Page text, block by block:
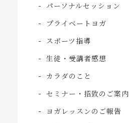
パーソナルセッション
プライベートヨガ
スポーツ指導
生徒・受講者感想
カラダのこと
セミナー・招致のご案内
ヨガレッスンのご報告